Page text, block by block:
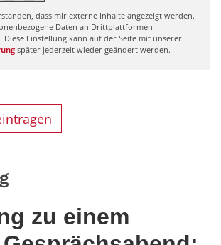
dass mir externe Inhalte angezeigt werden.
Daten an Drittplattformen
Einstellung kann auf der Seite mit unserer
später jederzeit wieder geändert werden.